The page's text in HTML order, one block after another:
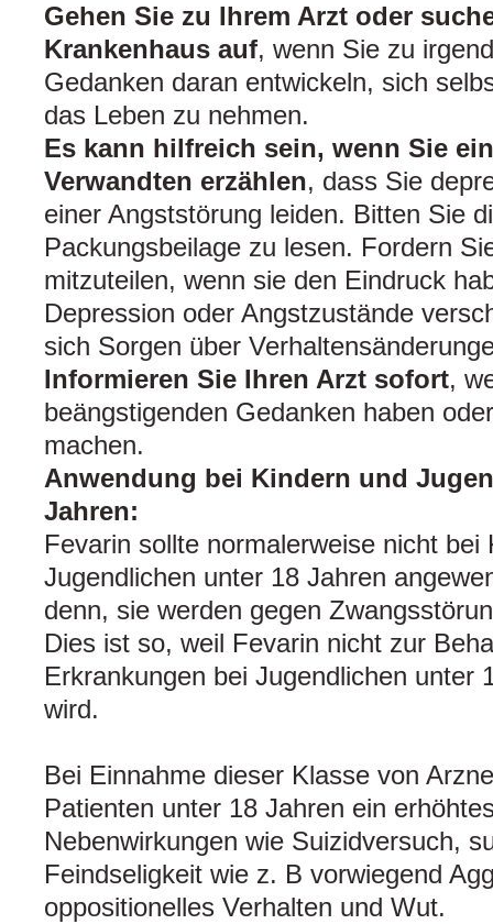
Gehen Sie zu Ihrem Arzt oder
Krankenhaus auf, wenn Sie zu
Gedanken daran entwickeln, sich
das Leben zu nehmen.
Es kann hilfreich sein, wenn Sie
Verwandten erzählen, dass Sie
einer Angststörung leiden. Bitten Sie
Packungsbeilage zu lesen. Fordern
mitzuteilen, wenn sie den Eindruck
Depression oder Angstzustände
sich Sorgen über
Informieren Sie Ihren Arzt sofort,
beängstigenden Gedanken haben
machen.
Anwendung bei Kindern und
Jahren:
Fevarin sollte normalerweise nicht bei
Jugendlichen unter 18 Jahren
denn, sie werden gegen
Dies ist so, weil Fevarin nicht zur
Erkrankungen bei Jugendlichen unter
wird.
Bei Einnahme dieser Klasse von
Patienten unter 18 Jahren ein
Nebenwirkungen wie Suizidversuch,
Feindseligkeit wie z. B vorwiegend
oppositionelles Verhalten und Wut.